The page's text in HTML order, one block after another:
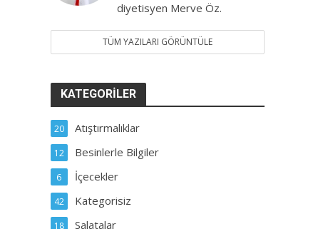
diyetisyen Merve Öz.
TÜM YAZILARI GÖRÜNTÜLE
KATEGORILER
Atıştırmalıklar
20
Besinlerle Bilgiler
12
İçecekler
6
Kategorisiz
42
Salatalar
18